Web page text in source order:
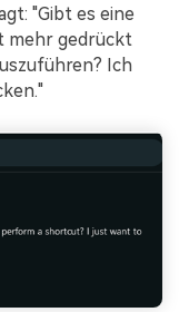
"Gibt es eine
mehr gedrückt
Ich